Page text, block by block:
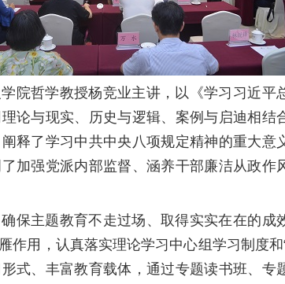
院哲学教授杨竞业主讲， 以《学习习近平
论与现实、历史与逻辑、案例与启迪相结
阐释了学习中共中央八项规定精神的重大意
加强党派内部监督、涵养干部廉洁从政作
保主题教育不走过场、取得实实在在的成
作用，认真落实理论学习中心组学习制度和
式、丰富教育载体，通过专题读书班、专